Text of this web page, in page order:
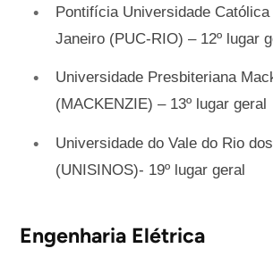
Pontifícia Universidade Católica
Janeiro (PUC-RIO) – 12º lugar
Universidade Presbiteriana
(MACKENZIE) – 13º lugar geral
Universidade do Vale do Rio
(UNISINOS)- 19º lugar geral
Engenharia Elétrica